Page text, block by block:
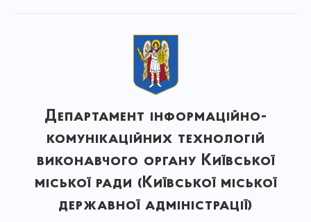
Департамент інформаційно-
комунікаційних технологій
виконавчого органу Київської
міської ради (Київської міської
державної адміністрації)